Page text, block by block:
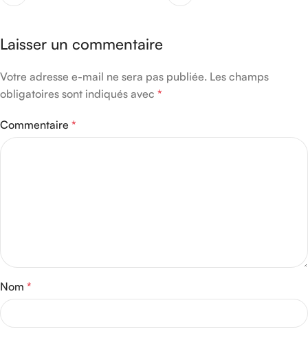
Laisser un commentaire
Votre adresse e-mail ne sera pas publiée. Les champs
obligatoires sont indiqués avec *
Commentaire *
Nom *